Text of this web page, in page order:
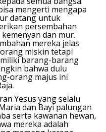
mengerti mengapa
datang untuk
persembahan
dan mur.
mereka jelas
miskin tetapi
barang-barang
bahwa dulu
orang majus ini
Yesus yang selalu
dan Bayi palungan
serta kawanan hewan,
mereka adalah